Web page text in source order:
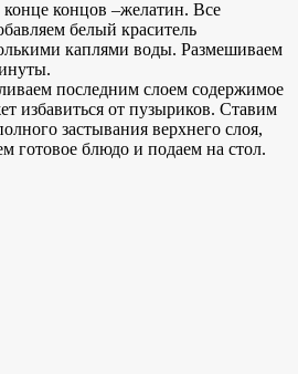
концов –желатин. Все
белый краситель
каплями воды. Размешиваем
последним слоем содержимое
избавиться от пузыриков. Ставим
застывания верхнего слоя,
готовое блюдо и подаем на стол.